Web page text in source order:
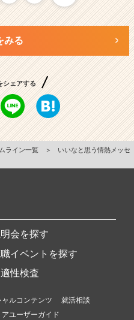
みる
シェアする
ライン一覧 ＞
いいなと思う情熱メッセ
会を探す
イベントを探す
適性検査
ャルコンテンツ
就活相談
ユーザーガイド